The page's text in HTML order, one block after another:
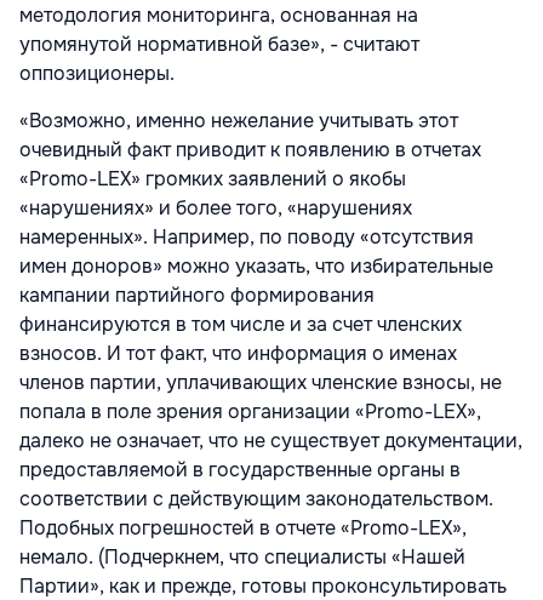
методология мониторинга, основанная на
упомянутой нормативной базе», - считают
оппозиционеры.
«Возможно, именно нежелание учитывать этот
очевидный факт приводит к появлению в отчетах
«Promo-LEX» громких заявлений о якобы
«нарушениях» и более того, «нарушениях
намеренных». Например, по поводу «отсутствия
имен доноров» можно указать, что избирательные
кампании партийного формирования
финансируются в том числе и за счет членских
взносов. И тот факт, что информация о именах
членов партии, уплачивающих членские взносы, не
попала в поле зрения организации «Promo-LEX»,
далеко не означает, что не существует документации,
предоставляемой в государственные органы в
соответствии с действующим законодательством.
Подобных погрешностей в отчете «Promo-LEX»,
немало. (Подчеркнем, что специалисты «Нашей
Партии», как и прежде, готовы проконсультировать